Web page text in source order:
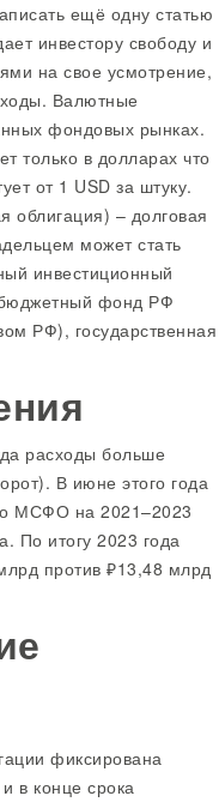
ещё одну статью
инвестору свободу и
на свое усмотрение,
Валютные
фондовых рынках.
только в долларах что
от 1 USD за штуку.
облигация) – долговая
может стать
инвестиционный
фонд РФ
РФ), государственная
расходы больше
В июне этого года
МСФО на 2021–2023
По итогу 2023 года
против ₽13,48 млрд
фиксирована
в конце срока